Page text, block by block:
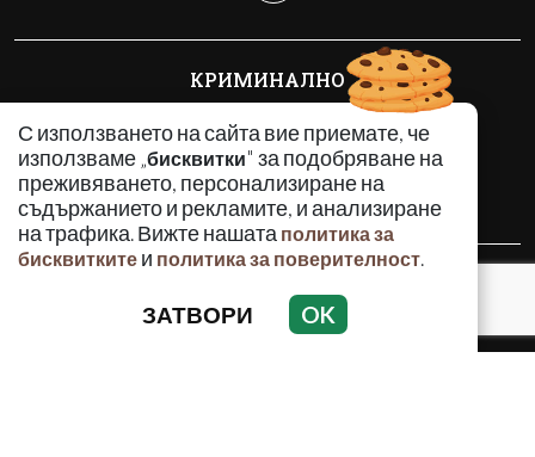
С използването на сайта вие приемате, че
използваме „бисквитки" за подобряване на
преживяването, персонализиране на
съдържанието и рекламите, и анализиране
на трафика. Вижте нашата политика за
бисквитките и политика за поверителност.
ЗАТВОРИ OK
КРИМИНАЛНО
ИНЦИДЕНТИ
АНАЛИЗИ
ПО СВЕТА
ВОДЕЩИ ТЕМИ
Използването и публикуването на част или цялото
съдържание на Crimes.BG без разрешение на Медийна
група Асмара ЕООД е забранено.